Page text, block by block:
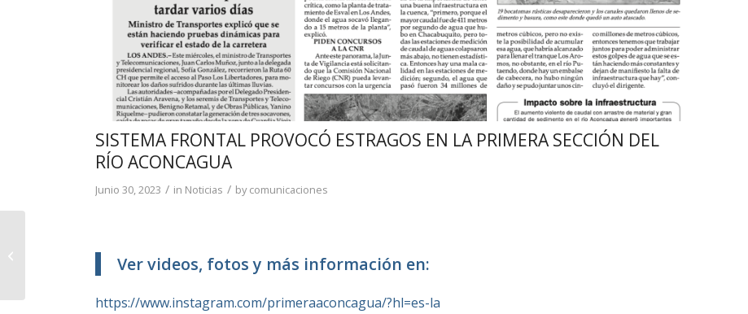
SISTEMA FRONTAL PROVOCÓ ESTRAGOS EN LA PRIMERA SECCIÓN DEL
RÍO ACONCAGUA
Junio 30, 2023 / in Noticias / bycomunicaciones
Ver videos, fotos y más información en:
https://www.instagram.com/primeraaconcagua/?hl=es-la
JUSTA EN ACONCAGUA